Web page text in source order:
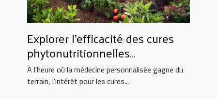
Explorer l'efficacité des cures
phytonutritionnelles
personnalisées en 2023
À l'heure où la médecine personnalisée gagne du
terrain, l'intérêt pour les cures...